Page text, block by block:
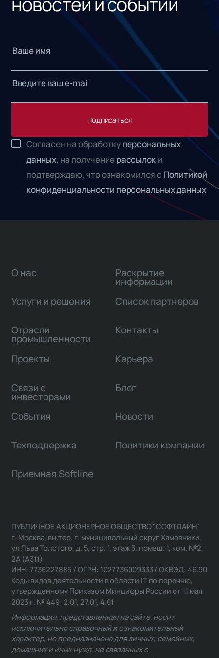
Подписаться
Согласен на обработкуперсональных
данных, на получениерассылоки
подтверждаю, что ознакомился с Политикой
конфиденциальности персональных данных
О нас
Услуги и решения
Отрасли
промышленности
Проекты
Связи с
инвесторами
Раскрытие
информации
Список партнеров
Контакты
Карьера
Блог
События Новости
Техподдержка Политики компании
Приемная Softline
ПУБЛИЧНОЕ АКЦИОНЕРНОЕ ОБЩЕСТВО "СОФТЛАЙН"
г. Москва, вн.тер. г. муниципальный округ Хамовники,
ул Льва Толстого, д. 5, стр. 1, этаж 3, помещ. 1, ком. №2,
2А (А311)
ИНН: 7736227885 / ОГРН: 1027736009333 / ОКВЭД: 46.90
Коды видов деятельности в области IT по перечню,
утвержденному Приказом Минцифры России от 11 мая
2023 г. № 449: 2.01, 27.01, 4.01
Информация, представленная на сайте, носит
исключительно справочный и ознакомительный
характер, не предназначена для личных, семейных,
домашних и иных нужд, не связанных с